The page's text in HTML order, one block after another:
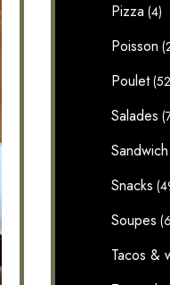
Pizza (4)
Poisson
Poulet
Salades
Sandwich
Snacks
Soupes
Tacos &